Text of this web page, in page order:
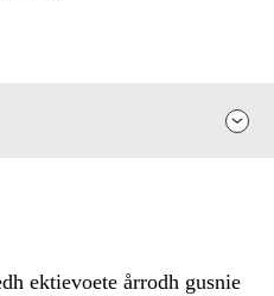
ektievoete årrodh gusnie